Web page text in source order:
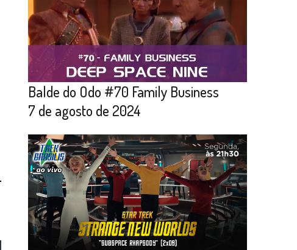
Balde do Odo #70 Family Business
7 de agosto de 2024